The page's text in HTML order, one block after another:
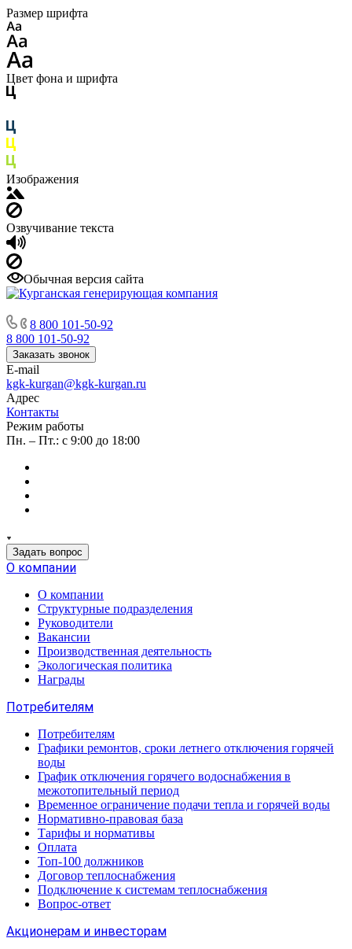
Размер шрифта
Цвет фона и шрифта
Изображения
Озвучивание текста
Обычная версия сайта
8 800 101-50-92
8 800 101-50-92
Заказать звонок
E-mail
kgk-kurgan@kgk-kurgan.ru
Адрес
Контакты
Режим работы
Пн. – Пт.: с 9:00 до 18:00
Задать вопрос
О компании
О компании
Структурные подразделения
Руководители
Вакансии
Производственная деятельность
Экологическая политика
Награды
Потребителям
Потребителям
Графики ремонтов, сроки летнего отключения горячей
воды
График отключения горячего водоснабжения в
межотопительный период
Временное ограничение подачи тепла и горячей воды
Нормативно-правовая база
Тарифы и нормативы
Оплата
Топ-100 должников
Договор теплоснабжения
Подключение к системам теплоснабжения
Вопрос-ответ
Акционерам и инвесторам